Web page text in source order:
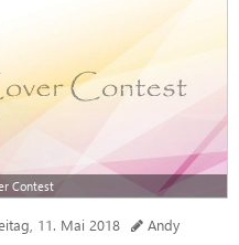
Contest
11. Mai 2018 Andy